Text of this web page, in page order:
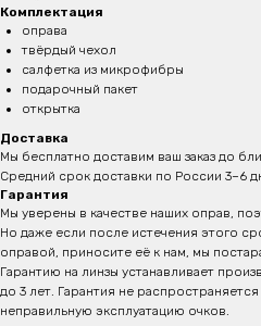
Комплектация
оправа
твёрдый чехол
салфетка из микрофибры
подарочный пакет
открытка
Доставка
Мы бесплатно доставим ваш заказ до
Средний срок доставки по России 3–6
Гарантия
Мы уверены в качестве наших оправ,
Но даже если после истечения этого
оправой, приносите её к нам, мы
Гарантию на линзы устанавливает
до 3 лет. Гарантия не
неправильную эксплуатацию очков.